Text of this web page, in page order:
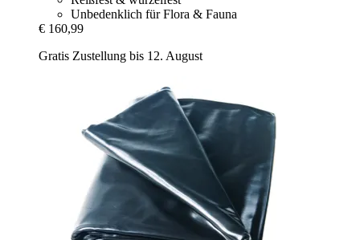
Unbedenklich für Flora & Fauna
€ 160,99
Gratis Zustellung bis 12. August